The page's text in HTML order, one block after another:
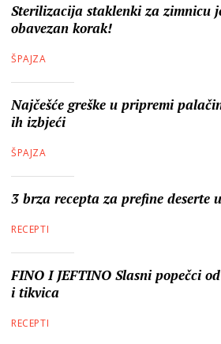
Sterilizacija staklenki za zimnicu
obavezan korak!
ŠPAJZA
Najčešće greške u pripremi
ih izbjeći
ŠPAJZA
3 brza recepta za prefine deserte
RECEPTI
FINO I JEFTINO Slasni popečci
i tikvica
RECEPTI